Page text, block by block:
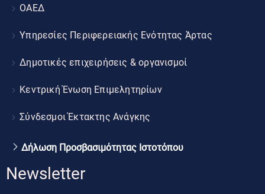
ΟΑΕΔ
Υπηρεσίες Περιφερειακής Ενότητας Άρτας
Δημοτικές επιχειρήσεις & οργανισμοί
Κεντρική Ένωση Επιμελητηρίων
Σύνδεσμοι Έκτακτης Ανάγκης
Δήλωση Προσβασιμότητας Ιστοτόπου
Newsletter